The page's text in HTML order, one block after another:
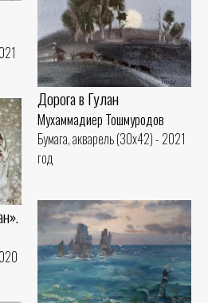
Дорога в Гулан
Мухаммадиер Тошмуродов
Бумага, акварель (30x42) - 2021
год